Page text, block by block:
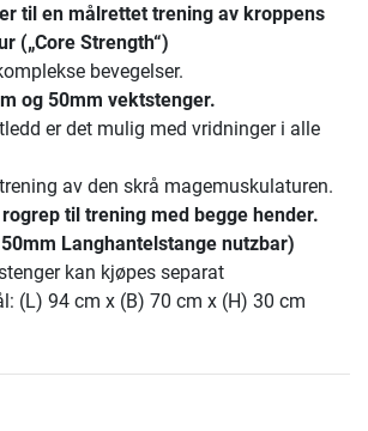
til en målrettet trening av kroppens
(„Core Strength“)
bevegelser.
og 50mm vektstenger.
er det mulig med vridninger i alle
av den skrå magemuskulaturen.
rogrep til trening med begge hender.
Langhantelstange nutzbar)
kan kjøpes separat
(L) 94 cm x (B) 70 cm x (H) 30 cm